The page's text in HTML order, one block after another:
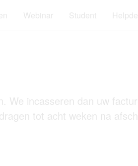
Webinar Student
We incasseren dan uw
tot acht weken na